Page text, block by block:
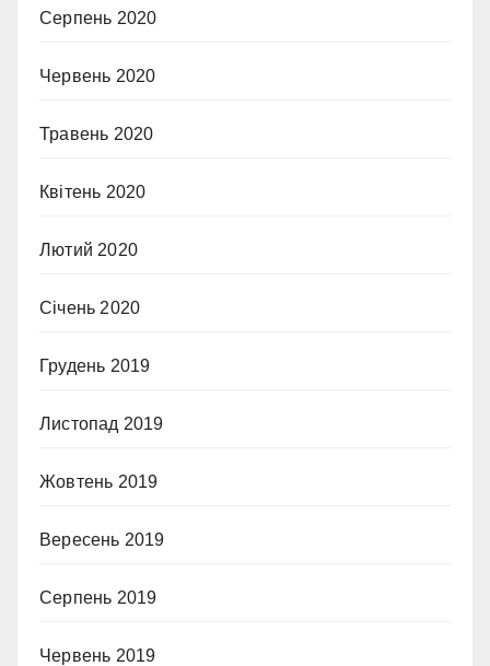
Серпень 2020
Червень 2020
Травень 2020
Квітень 2020
Лютий 2020
Січень 2020
Грудень 2019
Листопад 2019
Жовтень 2019
Вересень 2019
Серпень 2019
Червень 2019